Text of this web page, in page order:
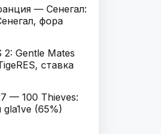
— Сенегал:
фора
2: Gentle Mates
ставка
— 100 Thieves:
gla1ve (65%)